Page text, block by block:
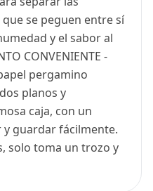
se peguen entre sí
y el sabor al
CONVENIENTE -
pergamino
planos y
caja, con un
guardar fácilmente.
solo toma un trozo y